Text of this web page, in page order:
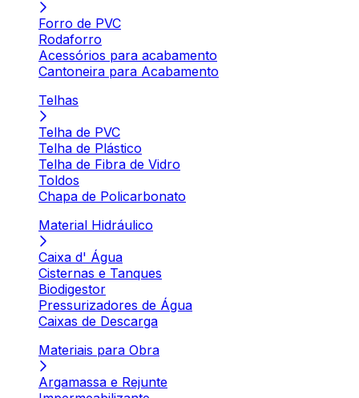
Forro de PVC
Rodaforro
Acessórios para acabamento
Cantoneira para Acabamento
Telhas
Telha de PVC
Telha de Plástico
Telha de Fibra de Vidro
Toldos
Chapa de Policarbonato
Material Hidráulico
Caixa d' Água
Cisternas e Tanques
Biodigestor
Pressurizadores de Água
Caixas de Descarga
Materiais para Obra
Argamassa e Rejunte